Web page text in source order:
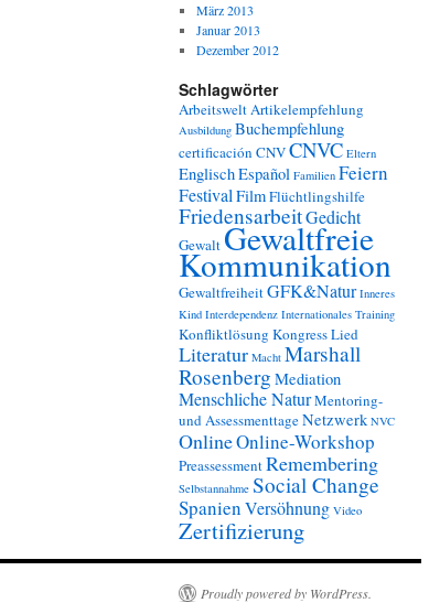
März 2013
Januar 2013
Dezember 2012
Schlagwörter
ArbeitsweltArtikelempfehlung
Ausbildung Buchempfehlung
certificación CNVCNVC Eltern
EnglischEspañol Familien Feiern
Festival FilmFlüchtlingshilfe
FriedensarbeitGedicht
Gewalt Gewaltfreie
Kommunikation
GewaltfreiheitGFK&Natur Inneres
Kind Interdependenz Internationales Training
Konfliktlösung KongressLied
Literatur Macht Marshall
Rosenberg Mediation
Menschliche NaturMentoring-
und AssessmenttageNetzwerk NVC
OnlineOnline-Workshop
PreassessmentRemembering
Selbstannahme Social Change
SpanienVersöhnung Video
Zertifizierung
Proudly powered by WordPress.